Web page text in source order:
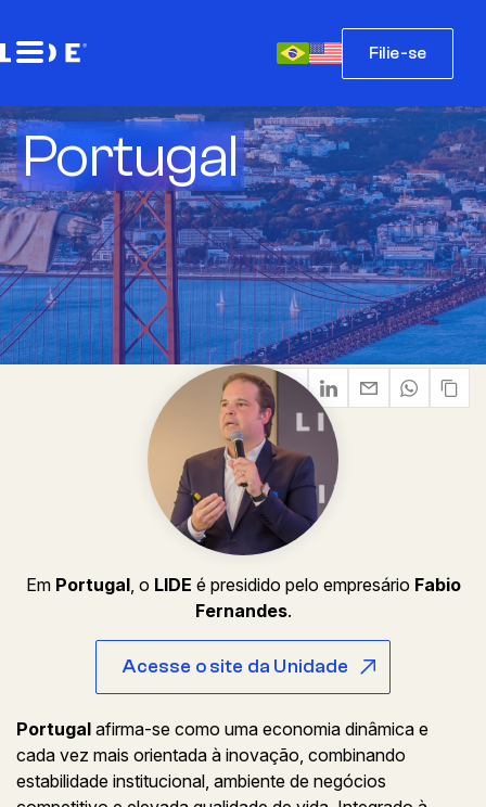
Filie-se
Portugal
Em Portugal, o LIDE é presidido pelo empresário Fabio
Fernandes.
Acesse o site da Unidade
Portugal afirma-se como uma economia dinâmica e
cada vez mais orientada à inovação, combinando
estabilidade institucional, ambiente de negócios